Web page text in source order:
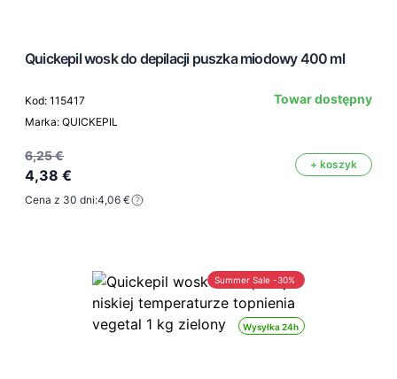
Quickepil wosk do depilacji puszka miodowy 400 ml
Kod: 115417
Marka: QUICKEPIL
Towar dostępny
6,25 €
4,38 €
+ koszyk
Cena z 30 dni:4,06 €
Wysyłka 24h
Summer Sale -30%